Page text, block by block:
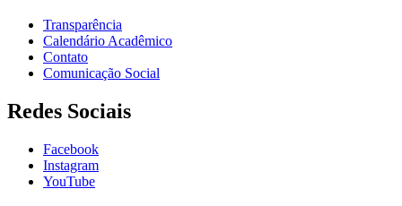
Transparência
Calendário Acadêmico
Contato
Comunicação Social
Redes Sociais
Facebook
Instagram
YouTube